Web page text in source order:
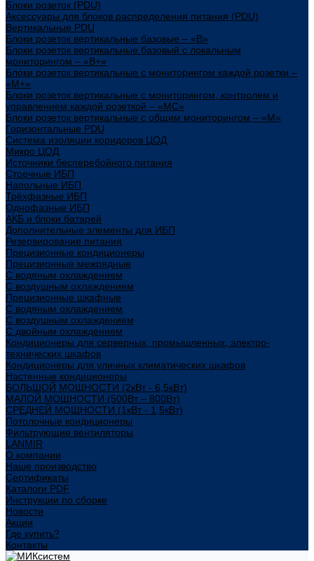
Блоки розеток (PDU)
Аксессуары для блоков распределения питания (PDU)
Вертикальные PDU
Блоки розеток вертикальные базовые – «В»
Блоки розеток вертикальные базовый с локальным
мониторингом – «В+»
Блоки розеток вертикальные с мониторингом каждой розетки –
«М+»
Блоки розеток вертикальные с мониторингом, контролем и
управлением каждой розеткой – «МС»
Блоки розеток вертикальные с общим мониторингом – «М»
Горизонтальные PDU
Система изоляции коридоров ЦОД
Микро ЦОД
Источники бесперебойного питания
Стоечные ИБП
Напольные ИБП
Трёхфазные ИБП
Однофазные ИБП
АКБ и блоки батарей
Дополнительные элементы для ИБП
Резервирование питания
Прецизионные кондиционеры
Прецизионные межрядные
С водяным охлаждением
С воздушным охлаждением
Прецизионные шкафные
С водяным охлаждением
С воздушным охлаждением
С двойным охлаждением
Кондиционеры для серверных, промышленных, электро-
технических шкафов
Кондиционеры для уличных климатических шкафов
Настенные кондиционеры
БОЛЬШОЙ МОЩНОСТИ (2кВт - 6,5кВт)
МАЛОЙ МОЩНОСТИ (500Вт – 800Вт)
СРЕДНЕЙ МОЩНОСТИ (1кВт - 1,5кВт)
Потолочные кондиционеры
Фильтрующие вентиляторы
LANMIR
О компании
Наше производство
Сертификаты
Каталоги PDF
Инструкции по сборке
Новости
Акции
Где купить?
Контакты